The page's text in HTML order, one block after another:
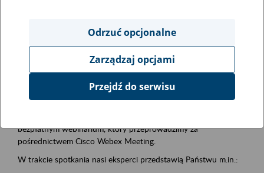
bezpłatnym webinarium, który przeprowadzimy za
pośrednictwem Cisco Webex Meeting.
W trakcie spotkania nasi eksperci przedstawią Państwu m.in.:
Odrzuć opcjonalne
Zarządzaj opcjami
Przejdź do serwisu